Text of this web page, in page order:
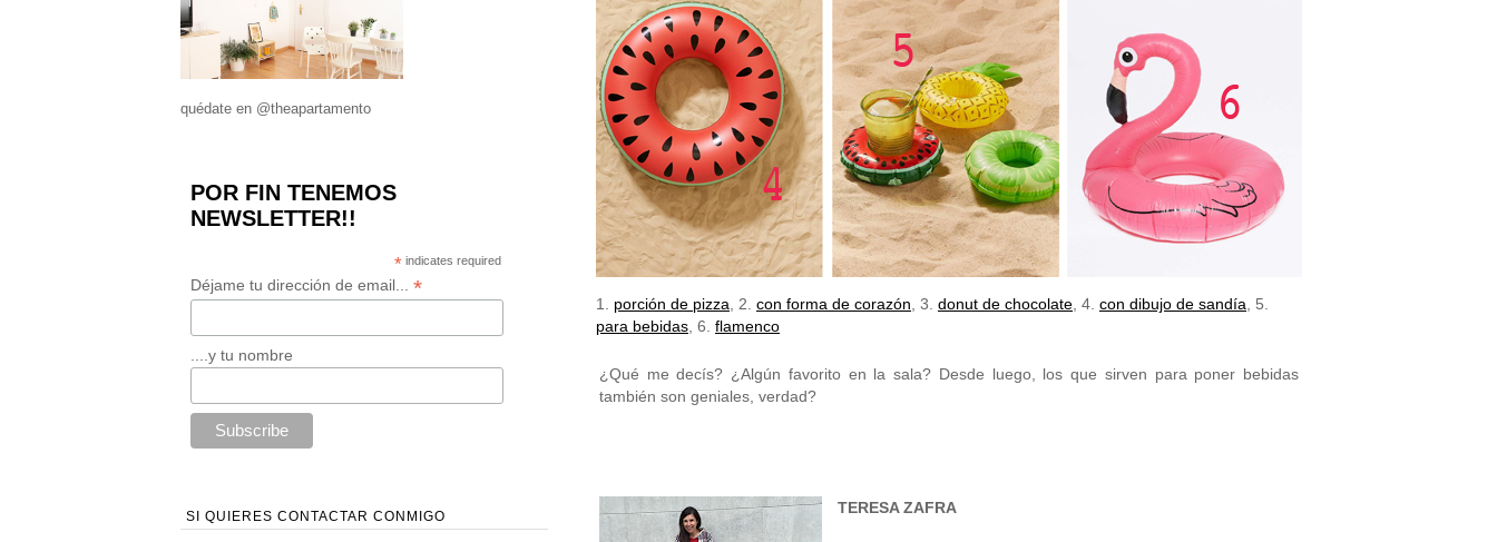
1. porción de pizza, 2. con forma de corazón, 3. donut de chocolate, 4. con dibujo de sandía, 5.
para bebidas, 6. flamenco
¿Qué me decís? ¿Algún favorito en la sala? Desde luego, los que sirven para poner bebidas
también son geniales, verdad?
TERESA ZAFRA
quédate en @theapartamento
POR FIN TENEMOS
NEWSLETTER!!
* indicates required
Déjame tu dirección de email... *
....y tu nombre
SI QUIERES CONTACTAR CONMIGO